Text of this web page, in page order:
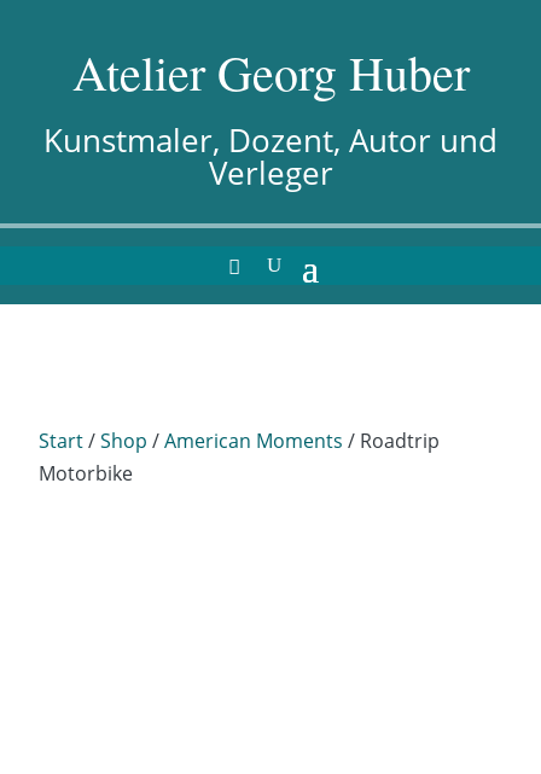
Atelier Georg Huber
Kunstmaler, Dozent, Autor und
Verleger
Start/Shop /American Moments / Roadtrip
Motorbike